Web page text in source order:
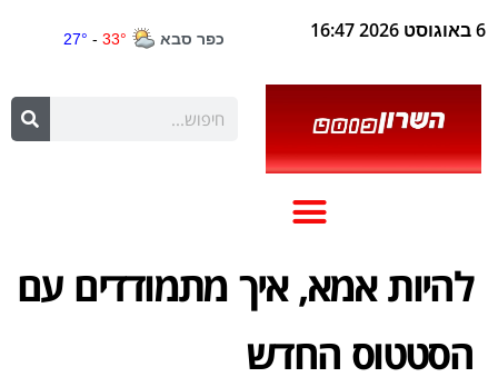
6 באוגוסט 2026 16:47
להיות אמא, איך מתמודדים עם
הסטטוס החדש